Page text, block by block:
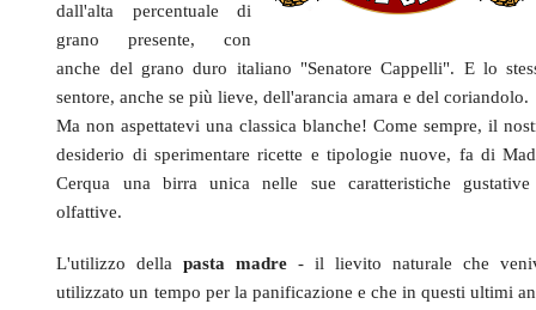
dall'alta percentuale di
grano presente, con
anche del grano duro italiano "Senatore Cappelli". E lo
sentore, anche se più lieve, dell'arancia amara e del coriandolo.
Ma non aspettatevi una classica blanche! Come sempre, il
desiderio di sperimentare ricette e tipologie nuove, fa di
Cerqua una birra unica nelle sue caratteristiche
olfattive.
L'utilizzo dellapasta madre- il lievito naturale che
utilizzato un tempo per la panificazione e che in questi ultimi